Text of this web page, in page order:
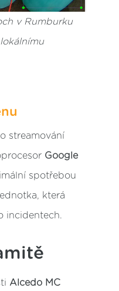
v Rumburku
streamování
Google
spotřebou
která
incidentech.
Alcedo MC